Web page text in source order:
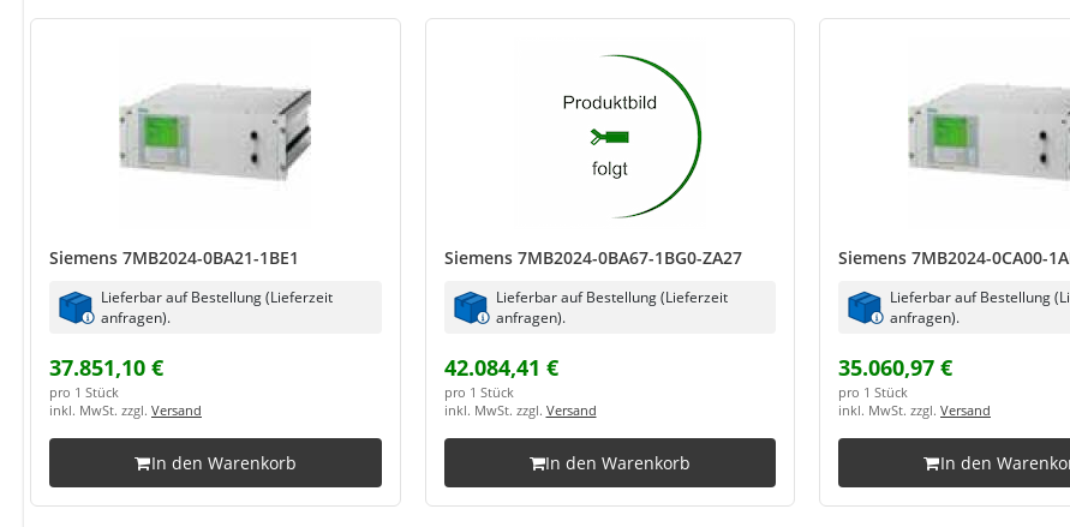
Siemens 7MB2024-0BA21-1BE1
Lieferbar auf Bestellung (Lieferzeit
anfragen).
37.851,10 €
pro 1 Stück
inkl. MwSt. zzgl. Versand
In den Warenkorb
Siemens 7MB2024-0BA67-1BG0-ZA27
Lieferbar auf Bestellung (Lieferzeit
anfragen).
42.084,41 €
pro 1 Stück
inkl. MwSt. zzgl. Versand
In den Warenkorb
Siemens 7MB2024-0CA00-
Lieferbar auf Bestellung
anfragen).
35.060,97 €
pro 1 Stück
inkl. MwSt. zzgl. Versand
In den